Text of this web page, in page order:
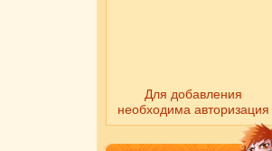
Для добавления
необходима авторизация